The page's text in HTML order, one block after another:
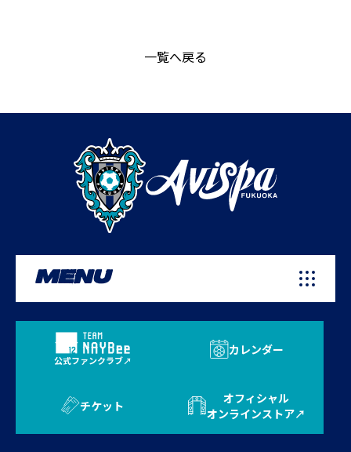
一覧へ戻る
MENU
公式ファンクラブ
カレンダー
チケット
オフィシャル
オンラインストア